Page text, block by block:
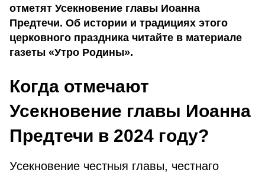
отметят Усекновение главы Иоанна
Предтечи. Об истории и традициях этого
церковного праздника читайте в материале
газеты «Утро Родины».
Когда отмечают
Усекновение главы Иоанна
Предтечи в 2024 году?
Усекновение честныя главы, честнаго